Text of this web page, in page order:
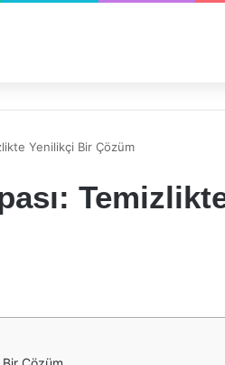
Yenilikçi Bir Çözüm